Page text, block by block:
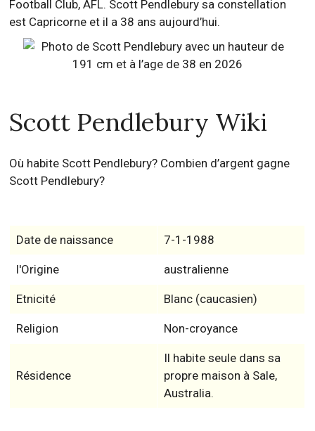
Football Club, AFL. Scott Pendlebury sa constellation
est Capricorne et il a 38 ans aujourd’hui.
Scott Pendlebury Wiki
Où habite Scott Pendlebury? Combien d’argent gagne
Scott Pendlebury?
Date de naissance 7-1-1988
l'Origine australienne
Etnicité Blanc (caucasien)
Religion Non-croyance
Résidence
Il habite seule dans sa
propre maison à Sale,
Australia.